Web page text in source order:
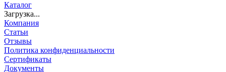
Каталог
Загрузка...
Компания
Статьи
Отзывы
Политика конфиденциальности
Сертификаты
Документы